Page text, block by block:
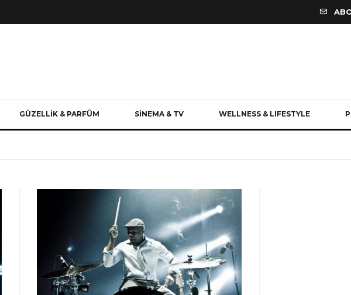
GÜZELLİK & PARFÜM SİNEMA & TV WELLNESS & LIFESTYLE